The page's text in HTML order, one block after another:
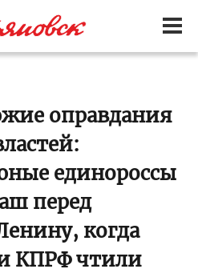
оправдания
единороссы
перед
когда
КПРФ чтили